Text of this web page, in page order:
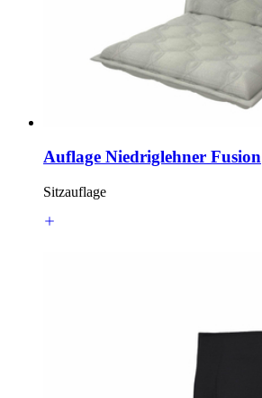
Auflage Niedriglehner Fusion
Sitzauflage